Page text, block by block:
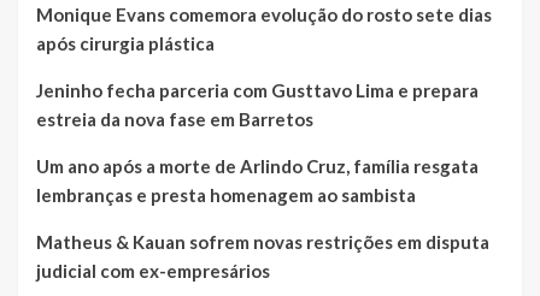
Monique Evans comemora evolução do rosto sete dias
após cirurgia plástica
Jeninho fecha parceria com Gusttavo Lima e prepara
estreia da nova fase em Barretos
Um ano após a morte de Arlindo Cruz, família resgata
lembranças e presta homenagem ao sambista
Matheus & Kauan sofrem novas restrições em disputa
judicial com ex-empresários